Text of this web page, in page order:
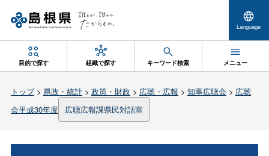
Language
目的で探す 組織で探す キーワード検索 メニュー
トップ> 県政・統計> 政策・財政 > 広聴・広報 > 知事広聴会 > 広聴
会平成30年度
広聴広報課県民対話室